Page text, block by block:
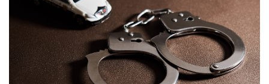
高齢者のワクチン接種始まる 今日から全国で開始